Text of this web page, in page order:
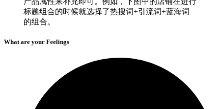
标题组合的时候就选择了热搜词+引流词+蓝海词
的组合。
What are your Feelings